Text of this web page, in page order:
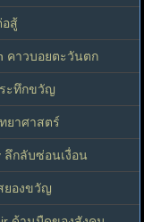
อสู้
คาวบอยตะวันตก
ะทึกขวัญ
ยาศาสตร์
ลึกลับซ่อนเงื่อน
ยองขวัญ